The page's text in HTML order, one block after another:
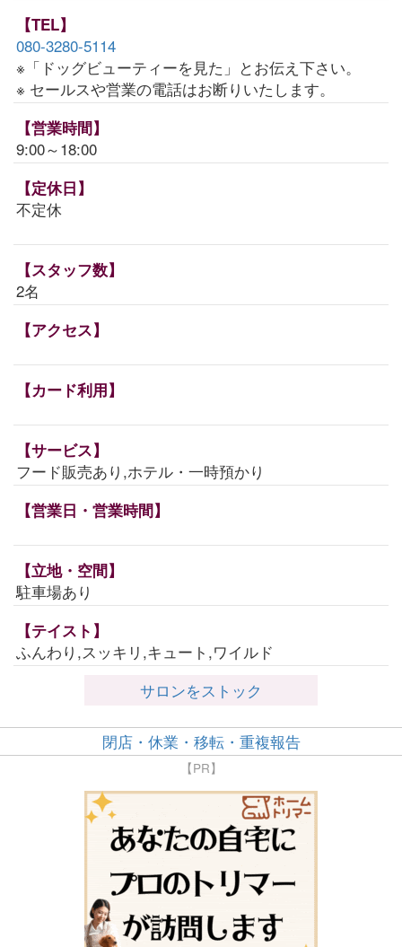
【TEL】
080-3280-5114
※「ドッグビューティーを見た」とお伝え下さい。
※ セールスや営業の電話はお断りいたします。
【営業時間】
9:00～18:00
【定休日】
不定休
【スタッフ数】
2名
【アクセス】
【カード利用】
【サービス】
フード販売あり,ホテル・一時預かり
【営業日・営業時間】
【立地・空間】
駐車場あり
【テイスト】
ふんわり,スッキリ,キュート,ワイルド
サロンをストック
閉店・休業・移転・重複報告
【PR】